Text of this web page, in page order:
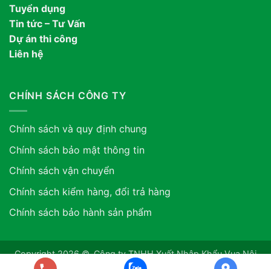
Tuyển dụng
Tin tức – Tư Vấn
Dự án thi công
Liên hệ
CHÍNH SÁCH CÔNG TY
Chính sách và quy định chung
Chính sách bảo mật thông tin
Chính sách vận chuyển
Chính sách kiểm hàng, đổi trả hàng
Chính sách bảo hành sản phẩm
Copyright 2026 ©. Công ty TNHH Xuất Nhập Khẩu Vua Nội